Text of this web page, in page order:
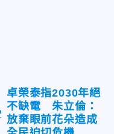
卓榮泰指2030年絕
不缺電 朱立倫：
放棄眼前花朵造成